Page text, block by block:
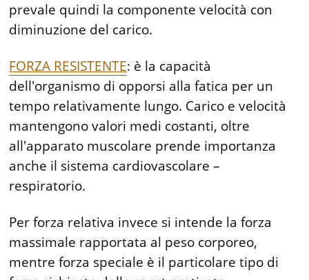
prevale quindi la componente velocità con
diminuzione del carico.
FORZA RESISTENTE: è la capacità
dell'organismo di opporsi alla fatica per un
tempo relativamente lungo. Carico e velocità
mantengono valori medi costanti, oltre
all'apparato muscolare prende importanza
anche il sistema cardiovascolare –
respiratorio.
Per forza relativa invece si intende la forza
massimale rapportata al peso corporeo,
mentre forza speciale è il particolare tipo di